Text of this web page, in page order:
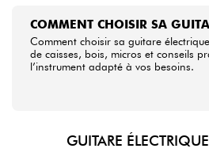
COMMENT CHOISIR SA
Comment choisir sa guitare
de caisses, bois, micros et conseils
l’instrument adapté à vos besoins.
GUITARE